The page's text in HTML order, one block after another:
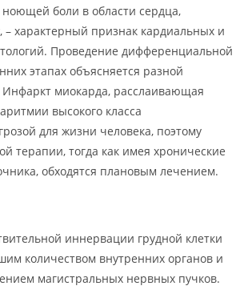
боли в области сердца,
характерный признак кардиальных и
Проведение дифференциальной
этапах объясняется разной
Инфаркт миокарда, расслаивающая
высокого класса
для жизни человека, поэтому
терапии, тогда как имея хронические
обходятся плановым лечением.
иннервации грудной клетки
количеством внутренних органов и
магистральных нервных пучков.